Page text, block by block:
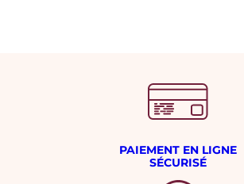
PAIEMENT EN LIGNE
SÉCURISÉ